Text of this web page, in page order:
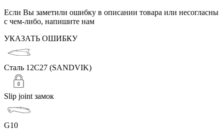
Если Вы заметили ошибку в описании товара или несогласны
с чем-либо, напишите нам
УКАЗАТЬ ОШИБКУ
Сталь 12C27 (SANDVIK)
Slip joint замок
G10